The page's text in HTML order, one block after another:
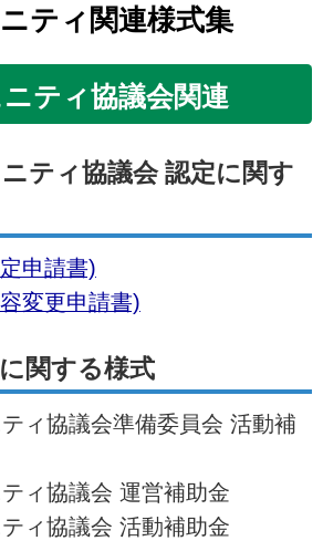
ティ関連様式集
ティ協議会関連
ティ協議会 認定に関す
申請書)
変更申請書)
関する様式
ティ協議会準備委員会 活動補
ィ協議会 運営補助金
ィ協議会 活動補助金